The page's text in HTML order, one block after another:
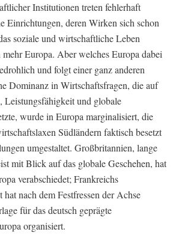
Institutionen treten fehlerhaft
Einrichtungen, deren Wirken sich schon
soziale und wirtschaftliche Leben
Europa. Aber welches Europa dabei
und folgt einer ganz anderen
Dominanz in Wirtschaftsfragen, die auf
Leistungsfähigkeit und globale
wurde in Europa marginalisiert, die
Südländern faktisch besetzt
umgestaltet. Großbritannien, lange
mit Blick auf das globale Geschehen, hat
verabschiedet; Frankreichs
hat nach dem Festfressen der Achse
für das deutsch geprägte
organisiert.